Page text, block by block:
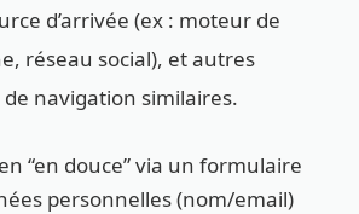
d’arrivée (ex : moteur de
réseau social), et autres
navigation similaires.
“en douce” via un formulaire
personnelles (nom/email)